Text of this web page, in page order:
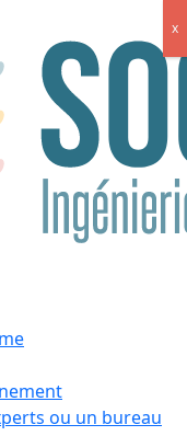
ou un bureau
x